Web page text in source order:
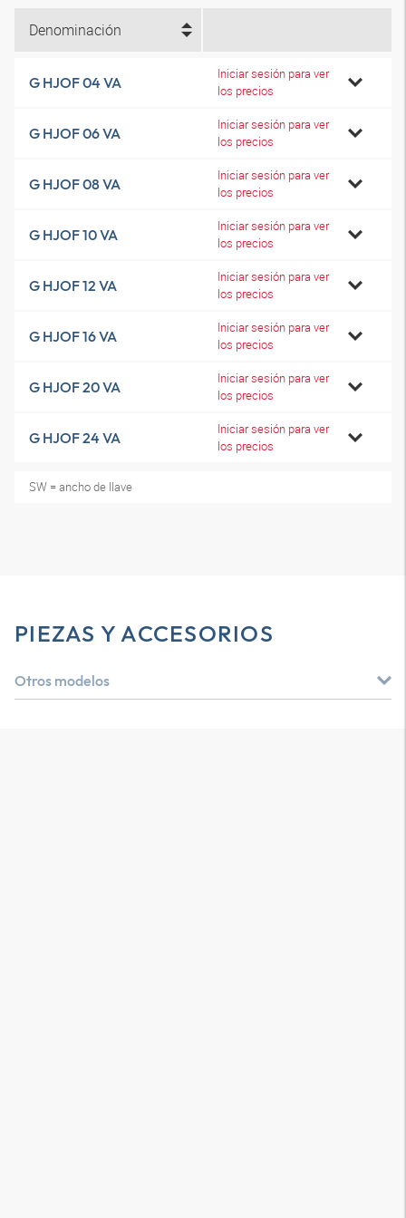
Denominación
G HJOF 04 VA
Iniciar sesión para ver
los precios
G HJOF 06 VA
Iniciar sesión para ver
los precios
G HJOF 08 VA
Iniciar sesión para ver
los precios
G HJOF 10 VA
Iniciar sesión para ver
los precios
G HJOF 12 VA
Iniciar sesión para ver
los precios
G HJOF 16 VA
Iniciar sesión para ver
los precios
G HJOF 20 VA
Iniciar sesión para ver
los precios
G HJOF 24 VA
Iniciar sesión para ver
los precios
SW = ancho de llave
PIEZAS Y ACCESORIOS
Otros modelos